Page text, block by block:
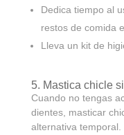
Dedica tiempo al
restos de comida
Lleva un kit de
5. Mastica chicle
Cuando no tengas
dientes, masticar
alternativa